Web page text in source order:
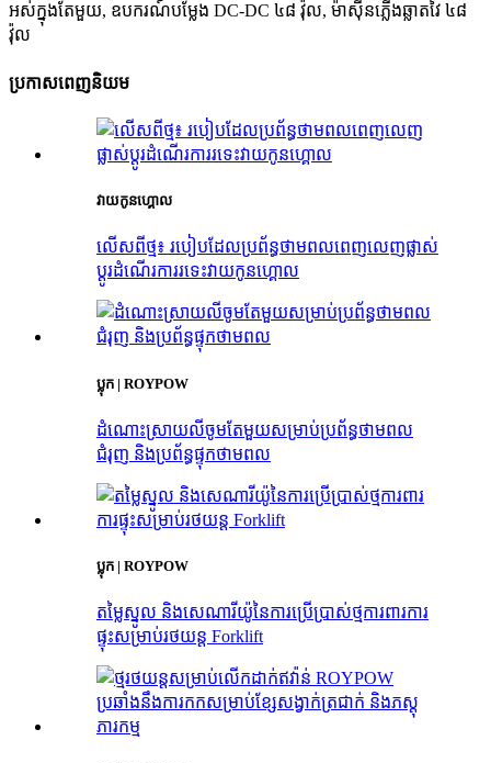
អស់ក្នុងតែមួយ, ឧបករណ៍បម្លែង DC-DC ៤៨ វ៉ុល, ម៉ាស៊ីនភ្លើងឆ្លាតវៃ ៤៨
វ៉ុល
ប្រកាសពេញនិយម
វាយកូនហ្គោល
លើសពីថ្ម៖ របៀបដែលប្រព័ន្ធថាមពលពេញលេញផ្លាស់
ប្តូរដំណើរការរទេះវាយកូនហ្គោល
ប្លុក | ROYPOW
ដំណោះស្រាយលីចូមតែមួយសម្រាប់ប្រព័ន្ធថាមពល
ជំរុញ និងប្រព័ន្ធផ្ទុកថាមពល
ប្លុក | ROYPOW
តម្លៃស្នូល និងសេណារីយ៉ូនៃការប្រើប្រាស់ថ្មការពារការ
ផ្ទុះសម្រាប់រថយន្ត Forklift